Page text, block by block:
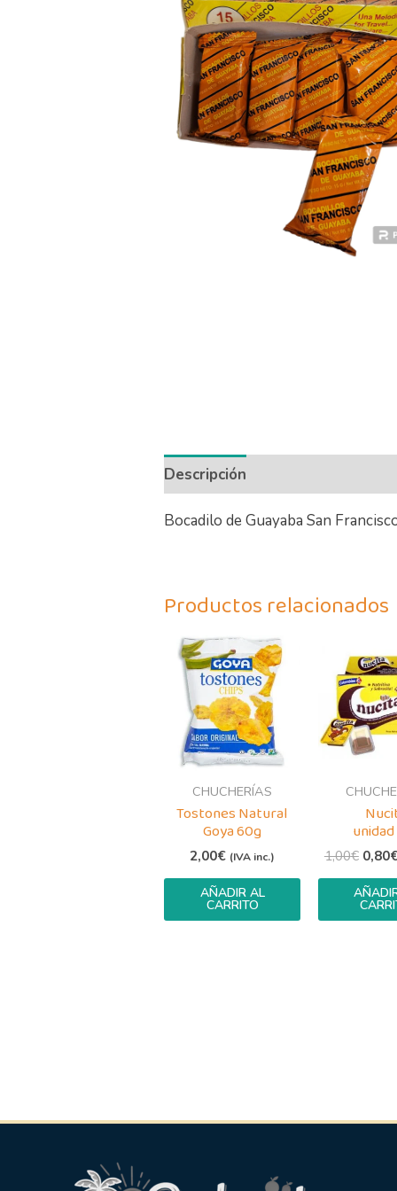
Descripción
Bocadilo de Guayaba San
Productos relacionados
CHUCHERÍAS
Tostones Natural
Goya 60g
2,00€ (IVA inc.)
AÑADIR AL
CARRITO
1,00€
era:
0,80